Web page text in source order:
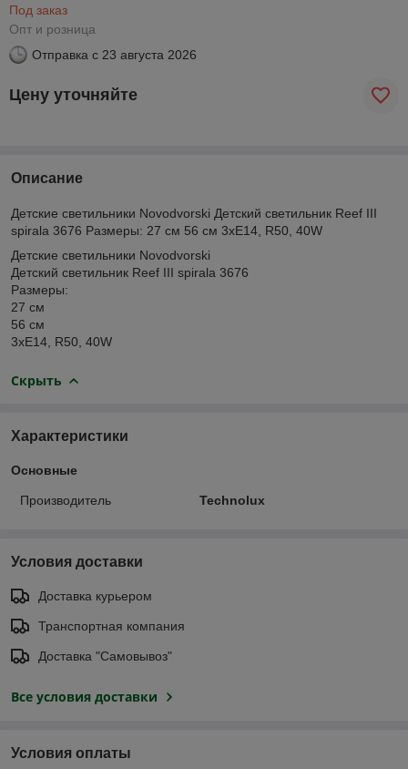
Под заказ
Опт и розница
Отправка с 23 августа 2026
Цену уточняйте
Описание
Детские светильники Novodvorski Детский светильник Reef III
spirala 3676 Размеры: 27 см 56 см 3хЕ14, R50, 40W
Детские светильники Novodvorski
Детский светильник Reef III spirala 3676
Размеры:
27 см
56 см
3хЕ14, R50, 40W
Скрыть
Характеристики
Основные
Производитель Technolux
Условия доставки
Доставка курьером
Транспортная компания
Доставка "Самовывоз"
Все условия доставки
Условия оплаты